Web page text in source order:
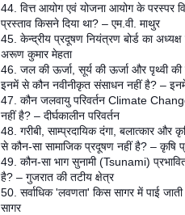
44. वित्त आयोग एवं योजना आयोग के परस्पर
प्रस्ताव किसने दिया था? – एम.वी. माथुर
45. केन्द्रीय प्रदूषण नियंत्रण बोर्ड का
अरूण कुमार मेहता
46. जल की ऊर्जा, सूर्य की ऊर्जा और पृथ्वी की
इनमें से कौन नवीनीकृत संसाधन नहीं है? –
47. कौन जलवायु परिवर्तन Climate
नहीं है? – दीर्घकालीन परिवर्तन
48. गरीबी, साम्प्रदायिक दंगा, बलात्कार और
से कौन-सा सामाजिक प्रदूषण नहीं है? – कृषि
49. कौन-सा भाग सुनामी (Tsunami)
है? – गुजरात की तटीय क्षेत्र
50. सर्वाधिक 'लवणता' किस सागर में पाई
सागर